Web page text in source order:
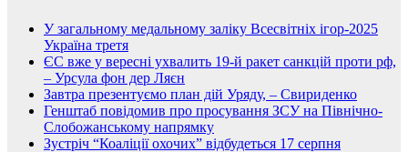
У загальному медальному заліку Всесвітніх ігор-2025
Україна третя
ЄС вже у вересні ухвалить 19-й ракет санкцій проти рф,
– Урсула фон дер Ляєн
Завтра презентуємо план дій Уряду, – Свириденко
Генштаб повідомив про просування ЗСУ на Північно-
Слобожанському напрямку
Зустріч “Коаліції охочих” відбудеться 17 серпня